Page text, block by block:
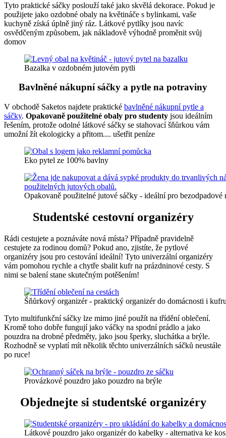
Tyto praktické sáčky poslouží také jako skvělá dekorace. Pokud je
použijete jako ozdobné obaly na květináče s bylinkami, vaše
kuchyně získá úplně jiný ráz. Látkové pytlíky jsou navíc
osvědčeným způsobem, jak nákladově výhodně proměnit svůj
domov
Bazalka v ozdobném jutovém pytli
Bavlněné nákupní sáčky a pytle na potraviny
V obchodě Saketos najdete praktické bavlněné nákupní pytle a
sáčky. Opakovaně použitelné obaly pro studenty jsou ideálním
řešením, protože odolné látkové sáčky se stahovací šňůrkou vám
umožní žít ekologicky a přitom.... ušetřit peníze
Eko pytel ze 100% bavlny
Opakovaně použitelné jutové sáčky - ideální pro bezodpadové
Studentské cestovní organizéry
Rádi cestujete a poznáváte nová místa? Případně pravidelně
cestujete za rodinou domů? Pokud ano, zjistíte, že pytlové
organizéry jsou pro cestování ideální! Tyto univerzální organizéry
vám pomohou rychle a chytře sbalit kufr na prázdninové cesty. S
nimi se balení stane skutečným potěšením!
Šňůrkový organizér - praktický organizér do domácnosti i
Tyto multifunkční sáčky lze mimo jiné použít na třídění oblečení.
Kromě toho dobře fungují jako váčky na spodní prádlo a jako
pouzdra na drobné předměty, jako jsou šperky, sluchátka a brýle.
Rozhodně se vyplatí mít několik těchto univerzálních sáčků neustále
po ruce!
Provázkové pouzdro jako pouzdro na brýle
Objednejte si studentské organizéry
Látkové pouzdro jako organizér do kabelky - alternativa ke